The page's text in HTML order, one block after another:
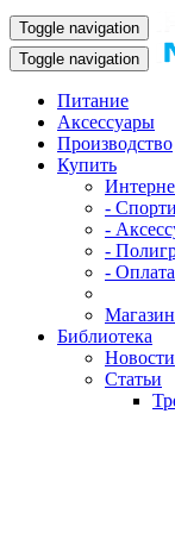
Toggle navigation
Toggle navigation
Питание
Аксессуары
Производство
Купить
-
-
-
-
Библиотека
Новости
Статьи